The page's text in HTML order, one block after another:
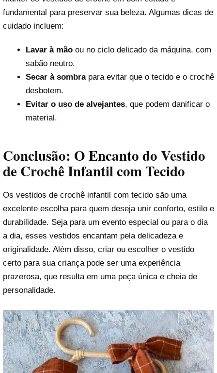
fundamental para preservar sua beleza. Algumas dicas de
cuidado incluem:
Lavar à mãoou no ciclo delicado da máquina, com
sabão neutro.
Secar à sombrapara evitar que o tecido e o crochê
desbotem.
Evitar o uso de alvejantes, que podem danificar o
material.
Conclusão: O Encanto do Vestido
de Crochê Infantil com Tecido
Os vestidos de crochê infantil com tecido são uma
excelente escolha para quem deseja unir conforto, estilo e
durabilidade. Seja para um evento especial ou para o dia
a dia, esses vestidos encantam pela delicadeza e
originalidade. Além disso, criar ou escolher o vestido
certo para sua criança pode ser uma experiência
prazerosa, que resulta em uma peça única e cheia de
personalidade.